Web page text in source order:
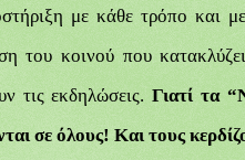
με κάθε τρόπο και
του κοινού που
τις εκδηλώσεις.Γιατί τα
σε όλους! Και τους